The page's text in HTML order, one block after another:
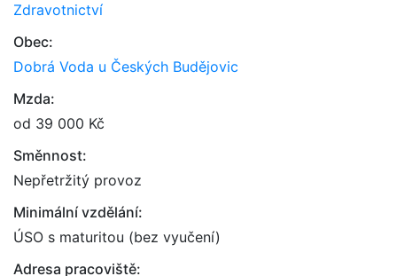
Zdravotnictví
Obec:
Dobrá Voda u Českých Budějovic
Mzda:
od 39 000 Kč
Směnnost:
Nepřetržitý provoz
Minimální vzdělání:
ÚSO s maturitou (bez vyučení)
Adresa pracoviště: